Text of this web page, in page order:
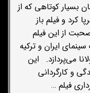
کوتاهی که از
کرد و فیلم باز
از این فیلم
ایران و ترکیه
می‌پردازد. این
و کارگردانی
فیلم …